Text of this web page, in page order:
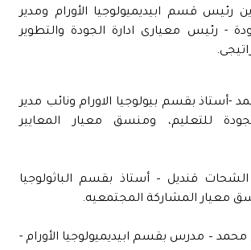
رئيس قسم ابيديميولوجيا الأورام ومدير
- رئيس معيارى ادارة الجودة والتطوير
-أستاذ بقسم بيولوجيا الاورام ونائب مدير
للتعليم، ومنسق معيار المعايير
الشحات قنديل – أستاذ بقسم الباثولوجيا
معيار المشاركة المجتمعيه.
محمد – مدرس بقسم ابيديميولوجيا الأورام -